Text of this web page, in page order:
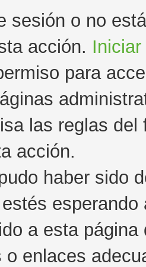
sesión o no
acción.
para
las reglas
acción.
haber sido
esperando
a esta
o enlaces